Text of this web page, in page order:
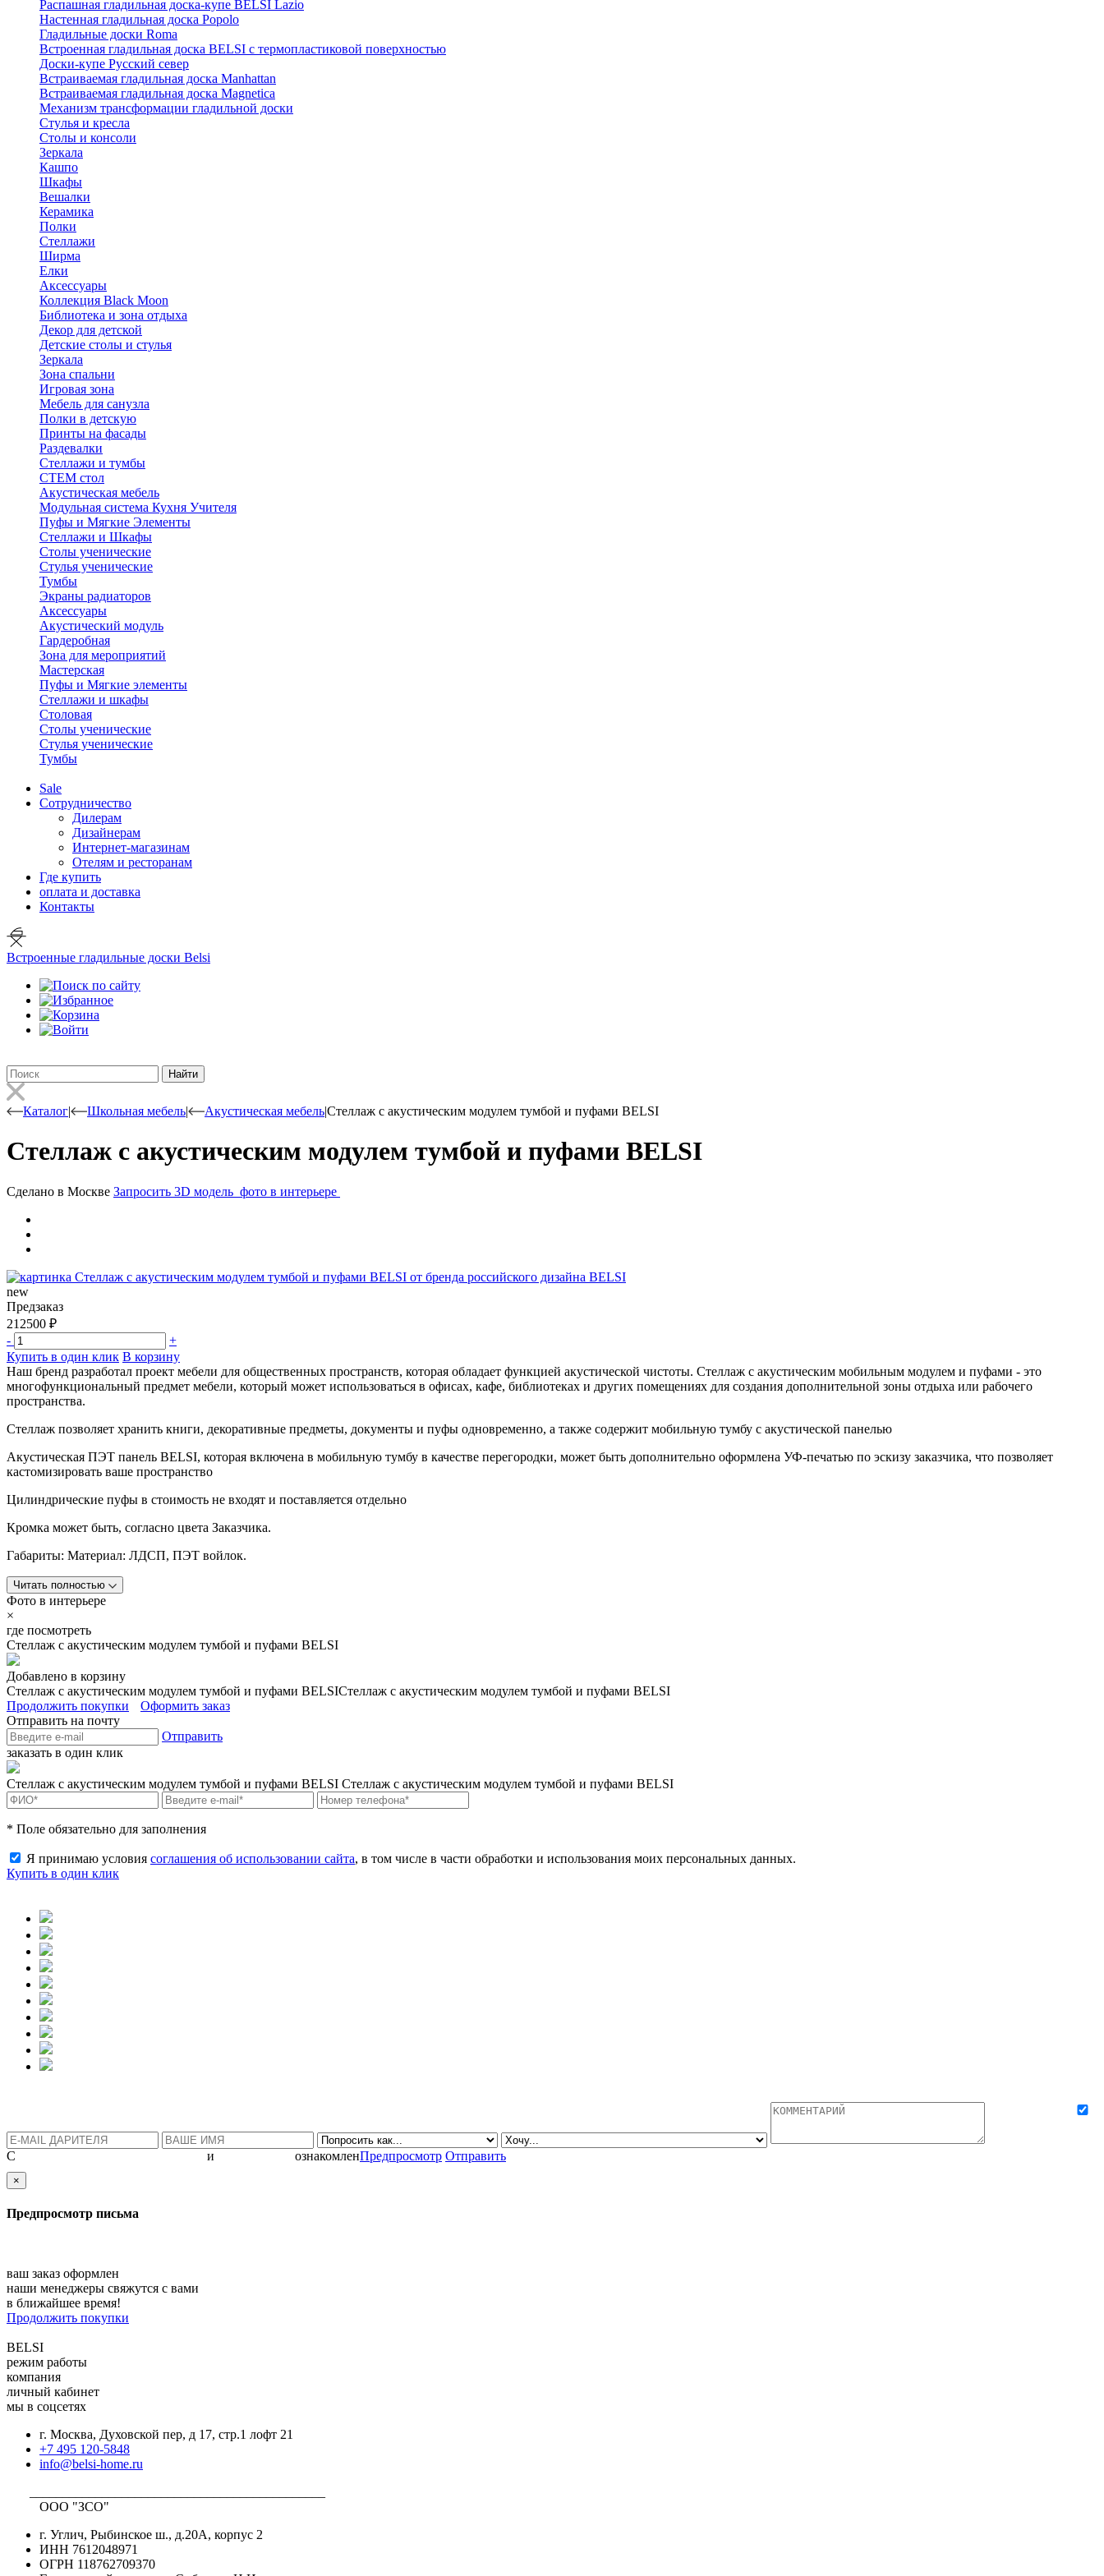
Распашная гладильная доска-купе BELSI Lazio
Настенная гладильная доска Popolo
Гладильные доски Roma
Встроенная гладильная доска BELSI с термопластиковой поверхностью
Доски-купе Русский север
Встраиваемая гладильная доска Manhattan
Встраиваемая гладильная доска Magnetica
Механизм трансформации гладильной доски
Стyлья и кресла
Столы и консоли
Зеркала
Кашпо
Шкафы
Вешалки
Керамика
Полки
Стеллажи
Ширма
Елки
Аксессуары
Коллекция Black Moon
Библиотека и зона отдыха
Декор для детской
Детские столы и стулья
Зеркала
Зона спальни
Игровая зона
Мебель для санузла
Полки в детскую
Принты на фасады
Раздевалки
Стеллажи и тумбы
СТЕМ стол
Акустическая мебель
Модульная система Кухня Учителя
Пуфы и Мягкие Элементы
Стеллажи и Шкафы
Столы ученические
Стулья ученические
Тумбы
Экраны радиаторов
Аксессуары
Акустический модуль
Гардеробная
Зона для мероприятий
Мастерская
Пуфы и Мягкие элементы
Стеллажи и шкафы
Столовая
Столы ученические
Стулья ученические
Тумбы
Sale
Сотрудничество
Дилерам
Дизайнерам
Интернет-магазинам
Отелям и ресторанам
Где купить
оплата и доставка
Контакты
Встроенные гладильные доски Belsi
Найти
Каталог| Школьная мебель| Акустическая мебель|Стеллаж с акустическим модулем тумбой и пуфами BELSI
Стеллаж с акустическим модулем тумбой и пуфами BELSI
Сделано в Москве Запросить 3D модель фото в интерьере
new
Предзаказ
212500 ₽
-
+
Купить в один клик В корзину
Наш бренд разработал проект мебели для общественных пространств, которая обладает функцией акустической чистоты. Стеллаж с акустическим мобильным модулем и пуфами - это
многофункциональный предмет мебели, который может использоваться в офисах, кафе, библиотеках и других помещениях для создания дополнительной зоны отдыха или рабочего
пространства.
Стеллаж позволяет хранить книги, декоративные предметы, документы и пуфы одновременно, а также содержит мобильную тумбу с акустической панелью
Акустическая ПЭТ панель BELSI, которая включена в мобильную тумбу в качестве перегородки, может быть дополнительно оформлена УФ-печатью по эскизу заказчика, что позволяет
кастомизировать ваше пространство
Цилиндрические пуфы в стоимость не входят и поставляется отдельно
Кромка может быть, согласно цвета Заказчика.
Габариты: Материал: ЛДСП, ПЭТ войлок.
Читать полностью
Фото в интерьере
×
где посмотреть
Стеллаж с акустическим модулем тумбой и пуфами BELSI
Добавлено в корзину
Стеллаж с акустическим модулем тумбой и пуфами BELSIСтеллаж с акустическим модулем тумбой и пуфами BELSI
Продолжить покупки
Оформить заказ
Отправить на почту
Отправить
заказать в один клик
Стеллаж с акустическим модулем тумбой и пуфами BELSI Стеллаж с акустическим модулем тумбой и пуфами BELSI
* Поле обязательно для заполнения
Я принимаю условия соглашения об использовании сайта, в том числе в части обработки и использования моих персональных данных.
Купить в один клик
С и ознакомленПредпросмотр Отправить
×
Предпросмотр письма
ваш заказ оформлен
наши менеджеры свяжутся с вами
в ближайшее время!
Продолжить покупки
BELSI
режим работы
компания
личный кабинет
мы в соцсетях
г. Москва, Духовской пер, д 17, стр.1 лофт 21
+7 495 120-5848
info@belsi-home.ru
ООО "ЗСО"
г. Углич, Рыбинское ш., д.20А, корпус 2
ИНН 7612048971
ОГРН 118762709370